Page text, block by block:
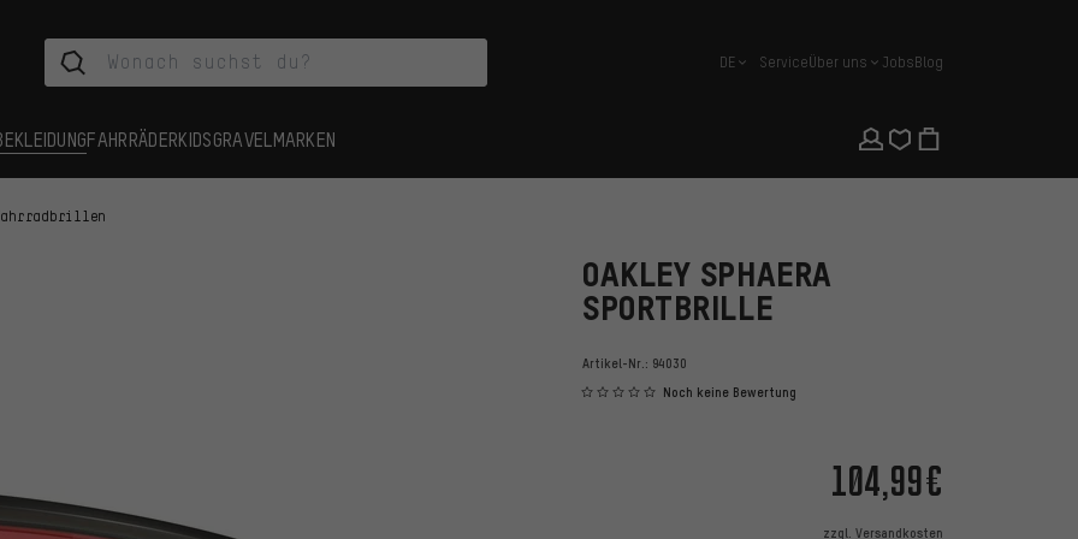
Deutsch
DE ServiceÜber uns JobsBlog
FAHRRÄDERKIDSGRAVEL MARKEN
OAKLEY SPHAERA
SPORTBRILLE
Artikel-Nr.: 94030
Noch keine Bewertung
104,99€
zzgl. Versandkosten